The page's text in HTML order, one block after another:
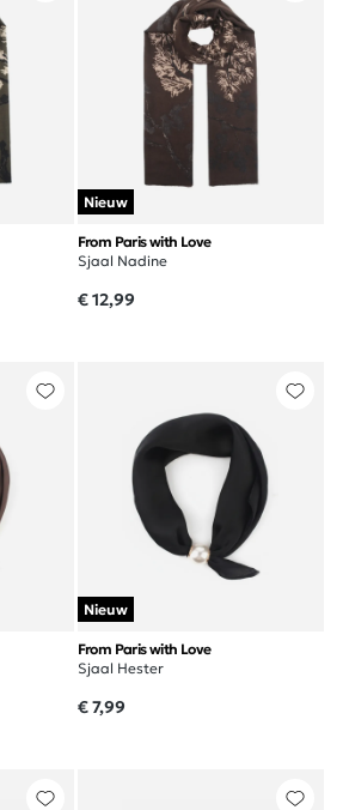
Nieuw
From Paris with Love
Sjaal Nadine
€ 12,99
Nieuw
From Paris with Love
Sjaal Hester
€ 7,99